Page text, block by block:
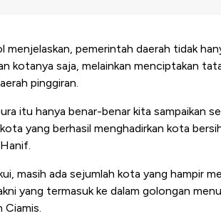
menjelaskan, pemerintah daerah tidak
kotanya saja, melainkan menciptakan
pinggiran.
itu hanya benar-benar kita sampaikan
yang berhasil menghadirkan kota
masih ada sejumlah kota yang hampir
yang termasuk ke dalam golongan
Ciamis.